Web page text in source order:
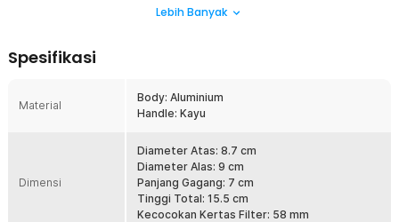
kopi beraroma kuat melalui proses ekstraksi bertekanan. Uap
rasa kopi yang lebih kompleks dan kaya karakter. Setiap seduhan
menghadirkan sensasi kopi autentik dengan aroma yang
menggugah dan cita rasa yang nikmat.
Menggunakan katup ganda yang mampu menghasilkan tekanan
lebih tinggi sehingga kopi yang dihasilkan lebih pekat dan bold.
Desain katup ganda ini juga menghasilkan crema tipis di
permukaan. Aliran air dan uap juga lebih terkontrol sehingga
Lebih Banyak
Spesifikasi
Material
Body: Aluminium
Handle: Kayu
Dimensi
Diameter Atas: 8.7 cm
Diameter Alas: 9 cm
Panjang Gagang: 7 cm
Tinggi Total: 15.5 cm
Kecocokan Kertas Filter: 58 mm